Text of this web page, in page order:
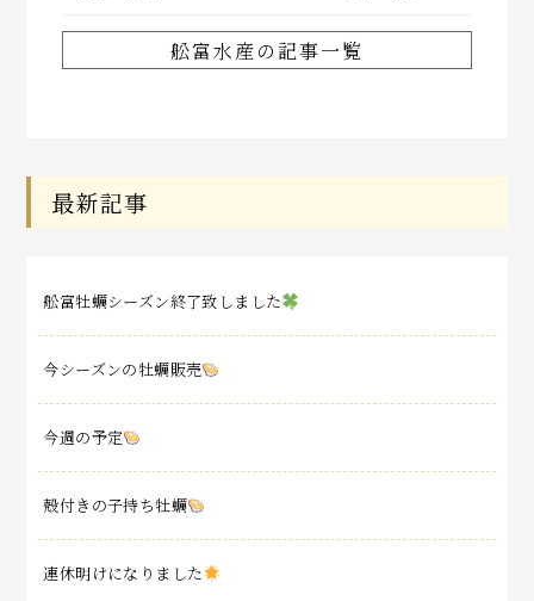
舩富水産の記事一覧
最新記事
舩富牡蠣シーズン終了致しました
今シーズンの牡蠣販売
今週の予定
殻付きの子持ち牡蠣
連休明けになりました